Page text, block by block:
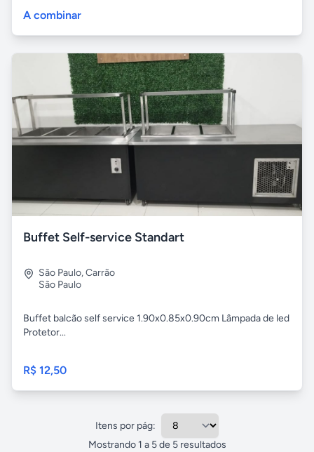
A combinar
Buffet Self-service Standart
São Paulo,Carrão
São Paulo
Buffet balcão self service 1.90x0.85x0.90cm Lâmpada de led
Protetor...
R$ 12,50
Itens por pág:
Mostrando 1 a 5de 5resultados